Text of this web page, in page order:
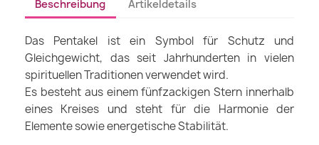
Beschreibung Artikeldetails
Das Pentakel ist ein Symbol für Schutz und
Gleichgewicht, das seit Jahrhunderten in vielen
spirituellen Traditionen verwendet wird.
Es besteht aus einem fünfzackigen Stern innerhalb
eines Kreises und steht für die Harmonie der
Elemente sowie energetische Stabilität.